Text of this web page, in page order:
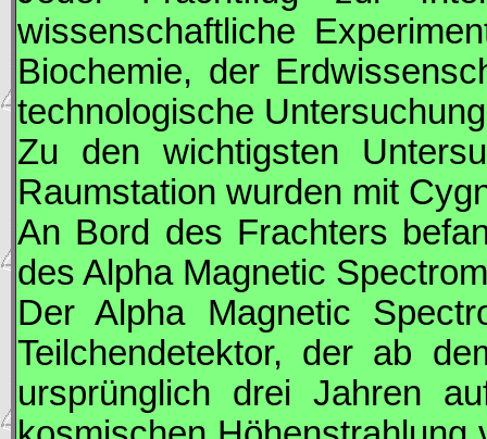
wissenschaftliche
Biochemie, der
technologische
Zu den wichtigsten
Raumstation wurden mit
An Bord des Frachters
des Alpha Magnetic
Der Alpha Magnetic
Teilchendetektor, der ab
ursprünglich drei Jahren